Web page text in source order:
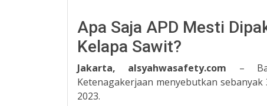
Apa Saja APD Mesti
Kelapa Sawit?
Jakarta, alsyahwasafety.com –
Ketenagakerjaan menyebutkan
2023.